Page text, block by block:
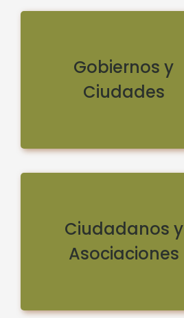
Gobiernos y
Ciudades
Ciudadanos y
Asociaciones